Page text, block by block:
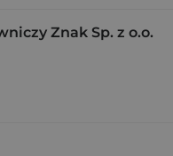
Znak Sp. z o.o.